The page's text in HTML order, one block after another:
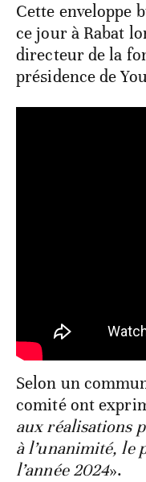
Cette enveloppe
ce jour à Rabat
directeur de la
présidence de
Selon un
comité ont
aux réalisations
à l’unanimité, le
l’année 2024».